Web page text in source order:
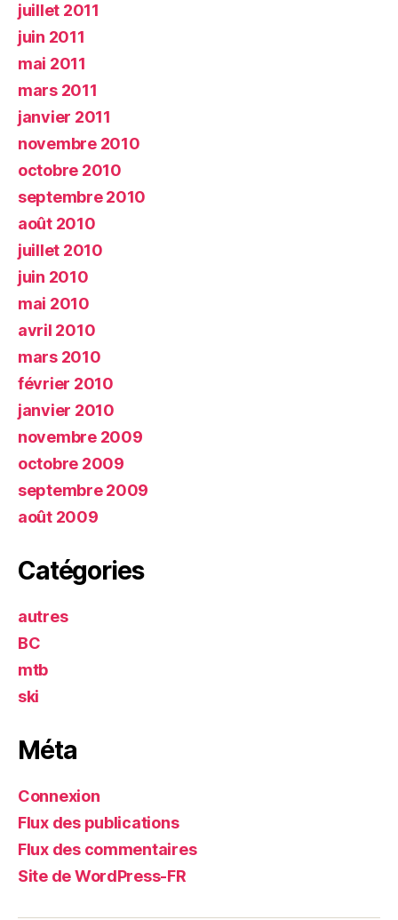
juillet 2011
juin 2011
mai 2011
mars 2011
janvier 2011
novembre 2010
octobre 2010
septembre 2010
août 2010
juillet 2010
juin 2010
mai 2010
avril 2010
mars 2010
février 2010
janvier 2010
novembre 2009
octobre 2009
septembre 2009
août 2009
Catégories
autres
BC
mtb
ski
Méta
Connexion
Flux des publications
Flux des commentaires
Site de WordPress-FR